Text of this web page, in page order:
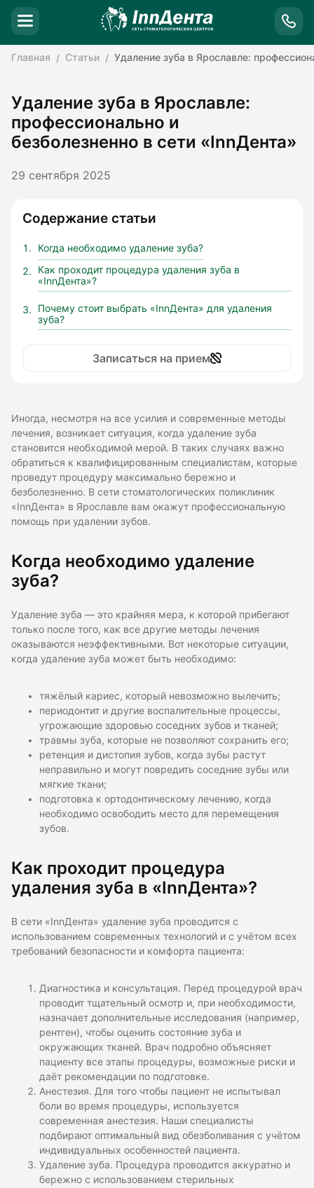
Главная Статьи Удаление зуба в Ярославле:
Удаление зуба в Ярославле:
профессионально и
безболезненно в сети «InnДента»
29 сентября 2025
Содержание статьи
Когда необходимо удаление зуба?
Как проходит процедура удаления зуба в
«InnДента»?
Почему стоит выбрать «InnДента» для удаления
зуба?
Записаться на прием
Иногда, несмотря на все усилия и современные методы
лечения, возникает ситуация, когда удаление зуба
становится необходимой мерой. В таких случаях важно
обратиться к квалифицированным специалистам, которые
проведут процедуру максимально бережно и
безболезненно. В сети стоматологических поликлиник
«InnДента» в Ярославле вам окажут профессиональную
помощь при удалении зубов.
Когда необходимо удаление
зуба?
Удаление зуба — это крайняя мера, к которой прибегают
только после того, как все другие методы лечения
оказываются неэффективными. Вот некоторые ситуации,
когда удаление зуба может быть необходимо:
тяжёлый кариес, который невозможно вылечить;
периодонтит и другие воспалительные процессы,
угрожающие здоровью соседних зубов и тканей;
травмы зуба, которые не позволяют сохранить его;
ретенция и дистопия зубов, когда зубы растут
неправильно и могут повредить соседние зубы или
мягкие ткани;
подготовка к ортодонтическому лечению, когда
необходимо освободить место для перемещения
зубов.
Как проходит процедура
удаления зуба в «InnДента»?
В сети «InnДента» удаление зуба проводится с
использованием современных технологий и с учётом всех
требований безопасности и комфорта пациента:
Диагностика и консультация. Перед процедурой врач
проводит тщательный осмотр и, при необходимости,
назначает дополнительные исследования (например,
рентген), чтобы оценить состояние зуба и
окружающих тканей. Врач подробно объясняет
пациенту все этапы процедуры, возможные риски и
даёт рекомендации по подготовке.
Анестезия. Для того чтобы пациент не испытывал
боли во время процедуры, используется
современная анестезия. Наши специалисты
подбирают оптимальный вид обезболивания с учётом
индивидуальных особенностей пациента.
Удаление зуба. Процедура проводится аккуратно и
бережно с использованием стерильных